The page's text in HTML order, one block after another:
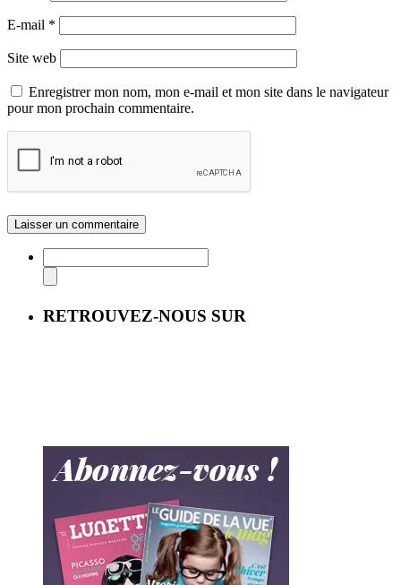
E-mail *
Site web
Enregistrer mon nom, mon e-mail et mon site dans le navigateur
pour mon prochain commentaire.
RETROUVEZ-NOUS SUR